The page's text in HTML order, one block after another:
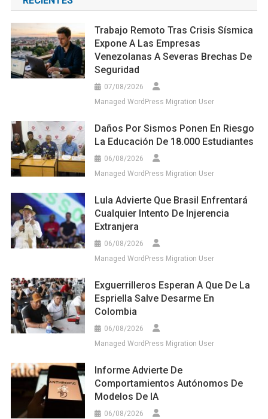
Trabajo Remoto Tras Crisis Sísmica
Expone A Las Empresas
Venezolanas A Severas Brechas De
Seguridad
07/08/2026
Managed WordPress Migration User
Daños Por Sismos Ponen En Riesgo
La Educación De 18.000 Estudiantes
06/08/2026
Managed WordPress Migration User
Lula Advierte Que Brasil Enfrentará
Cualquier Intento De Injerencia
Extranjera
06/08/2026
Managed WordPress Migration User
Exguerrilleros Esperan A Que De La
Espriella Salve Desarme En
Colombia
06/08/2026
Managed WordPress Migration User
Informe Advierte De
Comportamientos Autónomos De
Modelos De IA
06/08/2026